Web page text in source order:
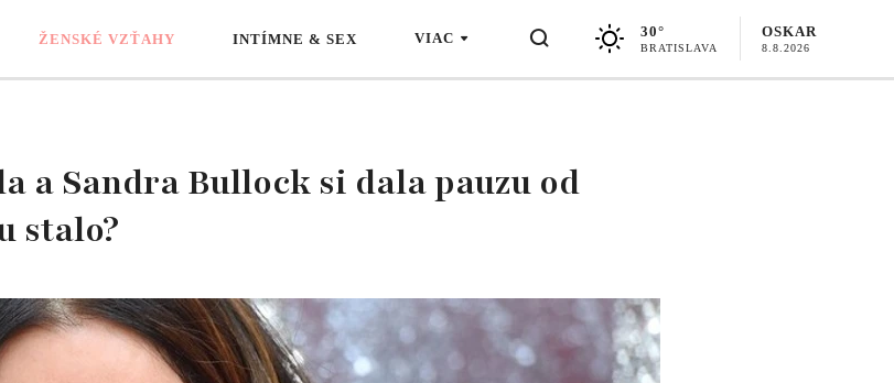
ŽENSKÉ VZŤAHY INTÍMNE & SEX VIAC 30°
BRATISLAVA
OSKAR
8.8.2026
a Sandra Bullock si dala pauzu od
stalo?